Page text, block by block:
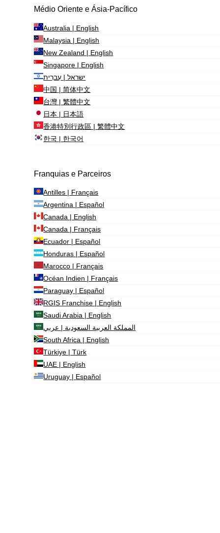
Médio Oriente e Ásia-Pacífico
Australia | English
Malaysia | English
New Zealand | English
Singapore | English
ישראל | עִברִית
中国 | 简体中文
台灣 | 繁體中文
日本 | 日本語
香港特別行政區 | 繁體中文
한국 | 한국어
Franquias e Parceiros
Antilles | Français
Argentina | Español
Canada | English
Canada | Français
Ecuador | Español
Honduras | Español
Marocco | Français
Océan Indien | Français
Paraguay | Español
RGIS Franchise | English
Saudi Arabia | English
المملكة العربية السعودية | عربي
South Africa | English
Türkiye | Türk
UAE | English
Uruguay | Español